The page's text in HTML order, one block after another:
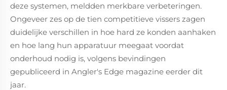
deze systemen, meldden merkbare verbeteringen.
Ongeveer zes op de tien competitieve vissers zagen
duidelijke verschillen in hoe hard ze konden aanhaken
en hoe lang hun apparatuur meegaat voordat
onderhoud nodig is, volgens bevindingen
gepubliceerd in Angler's Edge magazine eerder dit
jaar.